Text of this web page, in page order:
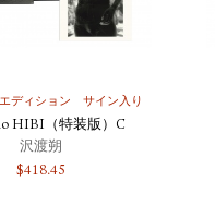
ディション サイン入り
HIBI（特装版）C
沢渡朔
$418.45